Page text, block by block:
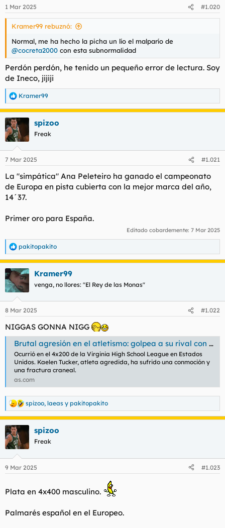
e
s
1 Mar 2025 #1.020
Kramer99 rebuznó:
Normal, me ha hecho la picha un lío el malparío de
@cocreta2000 con esta subnormalidad
Perdón perdón, he tenido un pequeño error de lectura. Soy
de Ineco, jijiji
R
e
a
c
c
i
e
:
Kramer99
spizoo
Freak
7 Mar 2025 #1.021
La "simpática" Ana Peleteiro ha ganado el campeonato
de Europa en pista cubierta con la mejor marca del año,
14´37.
Primer oro para España.
Editado cobardemente: 7 Mar 2025
R
e
a
c
c
i
e
:
pakitopakito
Kramer99
venga, no llores: "El Rey de las Monas"
8 Mar 2025 #1.022
NIGGAS GONNA NIGG
Brutal agresión en el atletismo: golpea a su rival con un testigo y le fractura el cráneo
Ocurrió en el 4x200 de la Virginia High School League en Estados
Unidos. Kaelen Tucker, atleta agredida, ha sufrido una conmoción y
una fractura craneal.
as.com
R
e
c
c
i
e
spizoo, laeas y pakitopakito
spizoo
Freak
9 Mar 2025 #1.023
Plata en 4x400 masculino.
Palmarés español en el Europeo.